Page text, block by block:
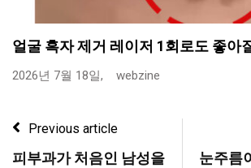
얼굴 흑자 제거 레이저 1회로도 좋아
2026년 7월 18일, webzine
Previous article
피부과가 처음인 남성을
눈주름